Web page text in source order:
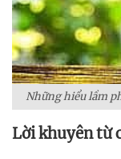
Những hiểu lầm
Lời khuyên từ